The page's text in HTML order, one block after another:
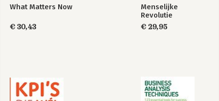
What Matters Now
€ 30,43
Menselijke
Revolutie
€ 29,95